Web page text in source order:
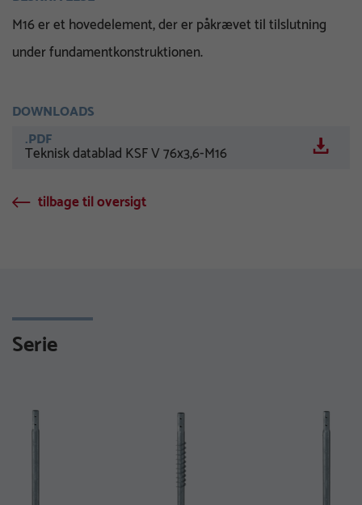
M16 er et hovedelement, der er påkrævet til tilslutning
under fundamentkonstruktionen.
DOWNLOADS
.PDF
Teknisk datablad KSF V 76x3,6-M16
tilbage til oversigt
Serie